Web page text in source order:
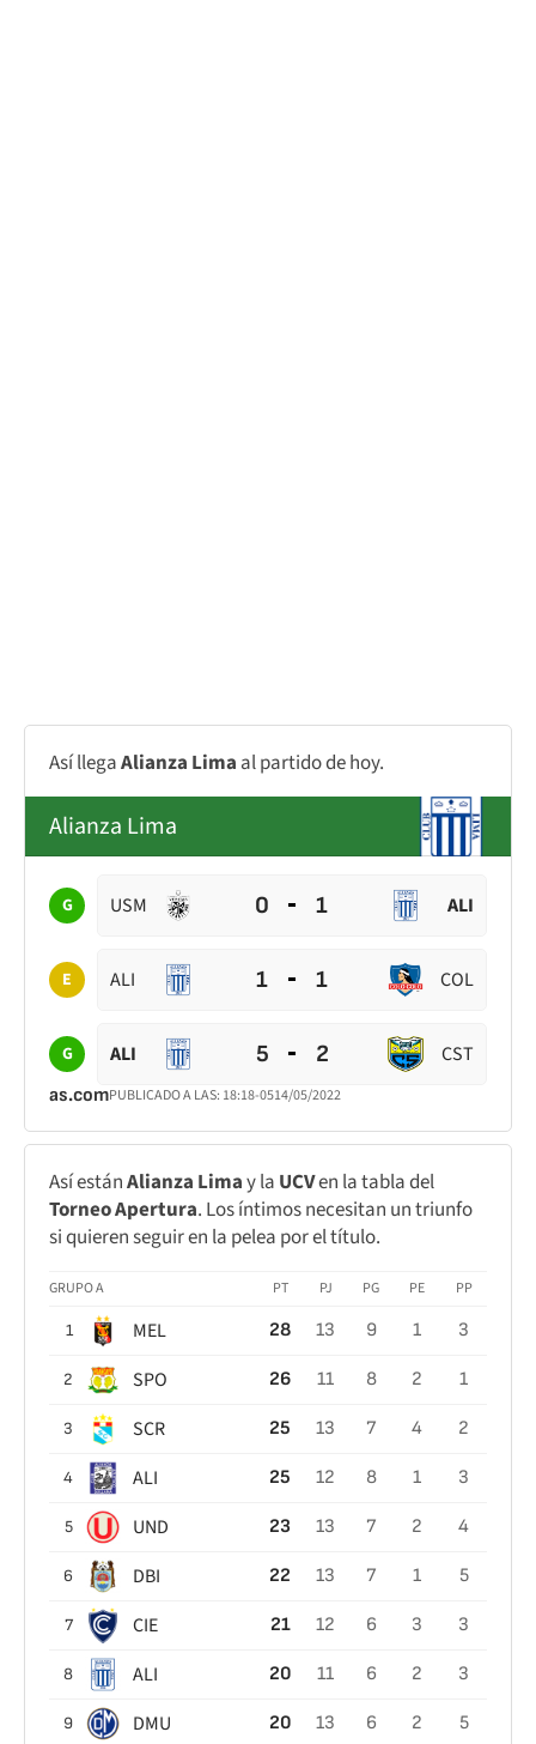
Así llegaAlianza Lima al partido de hoy.
Alianza Lima
G USM 0 ALI
1
E ALI 1 COL
1
G ALI 5 CST
2
as.comPUBLICADO A LAS: 18:18-0514/05/2022
Así estánAlianza Limay la UCVen la tabla del
Torneo Apertura. Los íntimos necesitan un triunfo
si quieren seguir en la pelea por el título.
GRUPO A PT PJ PG PE PP
1 MEL 28 13 9 1 3
2 SPO 26 11 8 2 1
3 SCR 25 13 7 4 2
4 ALI 25 12 8 1 3
5 UND 23 13 7 2 4
6 DBI 22 13 7 1 5
7 CIE 21 12 6 3 3
8 ALI 20 11 6 2 3
9 DMU 20 13 6 2 5